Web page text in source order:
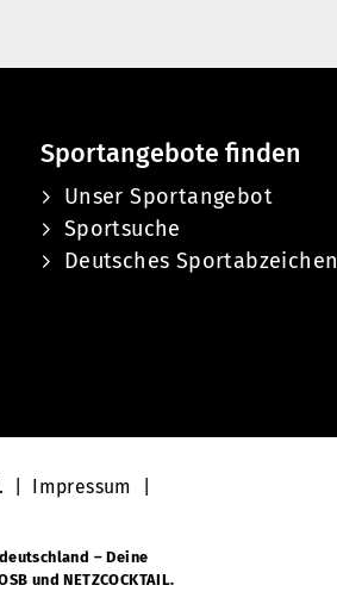
Sportangebote finden
Unser Sportangebot
Sportsuche
Deutsches Sportabzeichen
| Impressum
– Deine
und NETZCOCKTAIL.